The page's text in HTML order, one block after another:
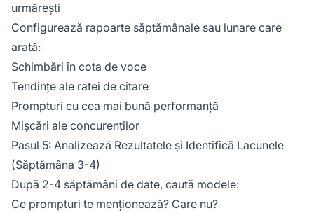
urmărești
Configurează rapoarte săptămânale sau lunare care
arată:
Schimbări în cota de voce
Tendințe ale ratei de citare
Prompturi cu cea mai bună performanță
Mișcări ale concurenților
Pasul 5: Analizează Rezultatele și Identifică Lacunele
(Săptămâna 3-4)
După 2-4 săptămâni de date, caută modele:
Ce prompturi te menționează? Care nu?